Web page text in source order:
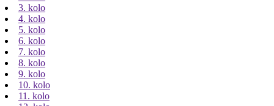
3. kolo
4. kolo
5. kolo
6. kolo
7. kolo
8. kolo
9. kolo
10. kolo
11. kolo